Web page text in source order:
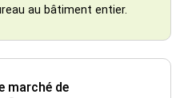
au bâtiment entier.
marché de